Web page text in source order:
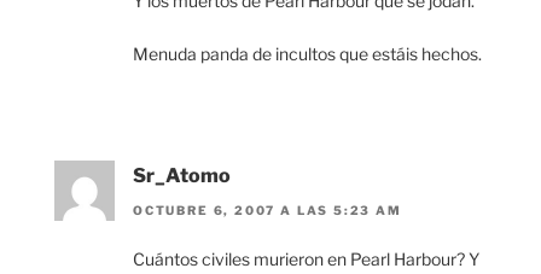
Menuda panda de incultos que estáis hechos.
Sr_Atomo
OCTUBRE 6, 2007 A LAS 5:23 AM
Cuántos civiles murieron en Pearl Harbour? Y